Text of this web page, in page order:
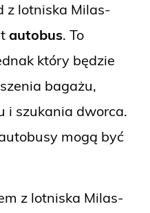
z lotniska Milas-
autobus. To
który będzie
bagażu,
i szukania dworca.
mogą być
z lotniska Milas-